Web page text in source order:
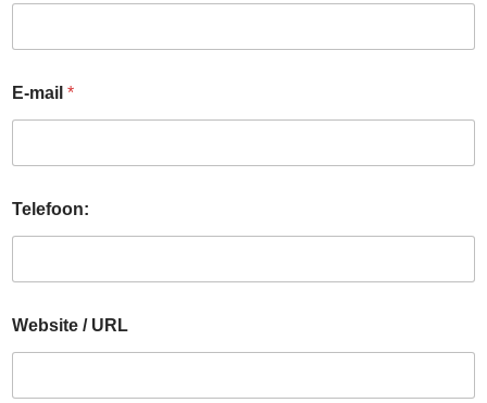
E-mail *
Telefoon:
Website / URL